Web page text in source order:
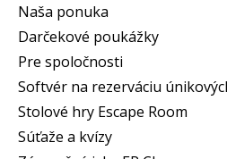
Naša ponuka
Darčekové poukážky
Pre spoločnosti
Softvér na rezerváciu
Stolové hry Escape Room
Súťaže a kvízy